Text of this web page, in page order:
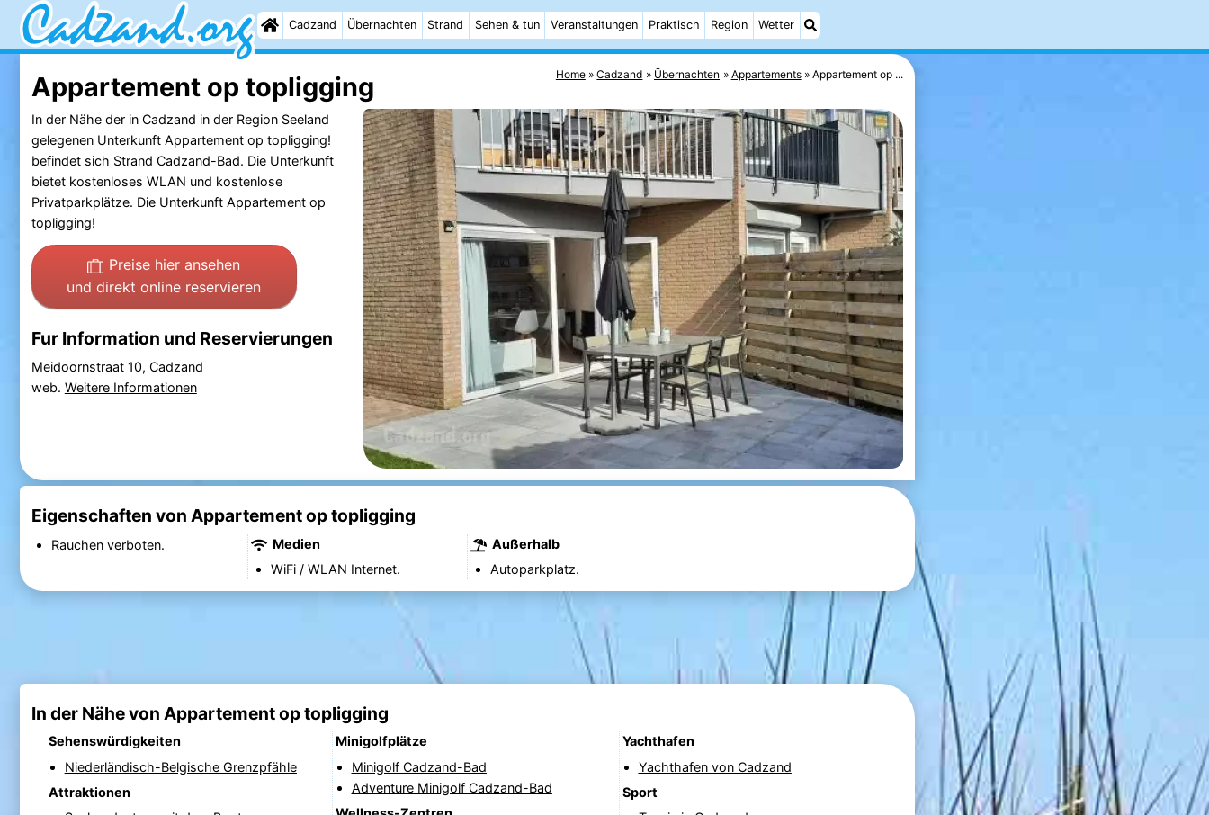
Cadzand Übernachten Strand Sehen & tun Veranstaltungen Praktisch Region Wetter
Home Cadzand Übernachten Appartements Appartement op ...
Appartement op topligging
In der Nähe der in Cadzand in der Region Seeland
gelegenen Unterkunft Appartement op topligging!
befindet sich Strand Cadzand-Bad. Die Unterkunft
bietet kostenloses WLAN und kostenlose
Privatparkplätze. Die Unterkunft Appartement op
topligging!
Preise hier ansehen
und direkt online reservieren
Fur Information und Reservierungen
Meidoornstraat 10, Cadzand
web. Weitere Informationen
Eigenschaften von Appartement op topligging
Rauchen verboten.
Medien
WiFi / WLAN Internet.
Außerhalb
Autoparkplatz.
In der Nähe von Appartement op topligging
Sehenswürdigkeiten
Niederländisch-Belgische Grenzpfähle
Attraktionen
Minigolfplätze
Minigolf Cadzand-Bad
Adventure Minigolf Cadzand-Bad
Yachthafen
Yachthafen von Cadzand
Sport